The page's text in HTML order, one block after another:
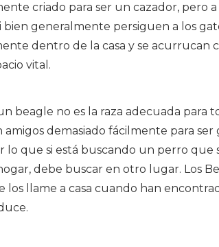
criado para ser un cazador, pero a
generalmente persiguen a los
dentro de la casa y se acurrucan
vital.
beagle no es la raza adecuada para
demasiado fácilmente para ser
lo que si está buscando un perro que
debe buscar en otro lugar. Los
los llame a casa cuando han